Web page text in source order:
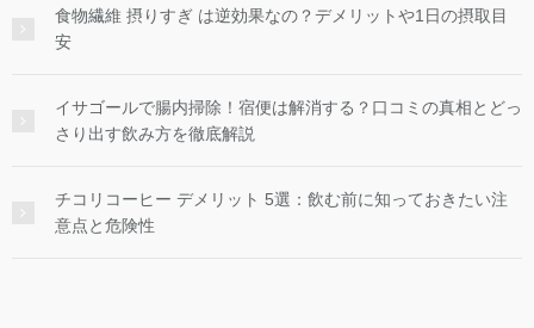
食物繊維 摂りすぎ は逆効果なの？デメリットや1日の摂取目
安
イサゴールで腸内掃除！宿便は解消する？口コミの真相とどっ
さり出す飲み方を徹底解説
チコリコーヒー デメリット 5選：飲む前に知っておきたい注
意点と危険性